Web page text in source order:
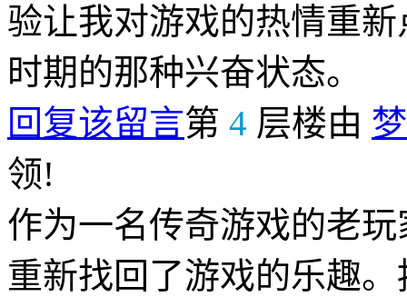
验让我对游戏的热情重
时期的那种兴奋状态。
回复该留言第 4 层楼由
领!
作为一名传奇游戏的老
重新找回了游戏的乐趣